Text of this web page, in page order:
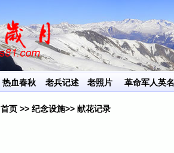
热血春秋 老兵记述 老照片 革命军人英
首页>> 纪念设施>> 献花记录